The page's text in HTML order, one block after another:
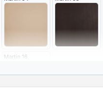
Martin 16